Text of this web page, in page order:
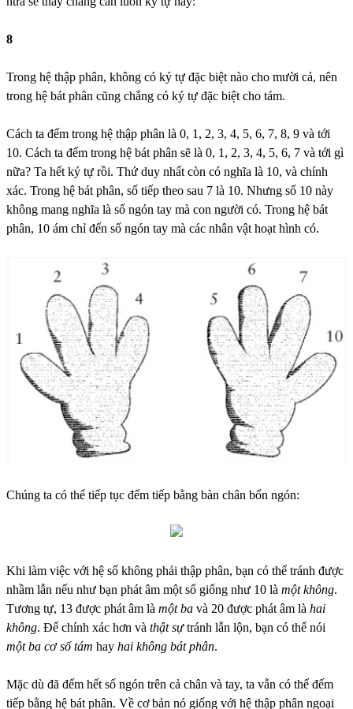
8
Trong hệ thập phân, không có ký tự đặc biệt nào cho mười cả, nên
trong hệ bát phân cũng chẳng có ký tự đặc biệt cho tám.
Cách ta đếm trong hệ thập phân là 0, 1, 2, 3, 4, 5, 6, 7, 8, 9 và tới
10. Cách ta đếm trong hệ bát phân sẽ là 0, 1, 2, 3, 4, 5, 6, 7 và tới gì
nữa? Ta hết ký tự rồi. Thứ duy nhất còn có nghĩa là 10, và chính
xác. Trong hệ bát phân, số tiếp theo sau 7 là 10. Nhưng số 10 này
không mang nghĩa là số ngón tay mà con người có. Trong hệ bát
phân, 10 ám chỉ đến số ngón tay mà các nhân vật hoạt hình có.
Chúng ta có thể tiếp tục đếm tiếp bằng bàn chân bốn ngón:
Khi làm việc với hệ số không phải thập phân, bạn có thể tránh được
nhầm lẫn nếu như bạn phát âm một số giống như 10 là một không.
Tương tự, 13 được phát âm là một ba và 20 được phát âm là hai
không. Để chính xác hơn và thật sựtránh lẫn lộn, bạn có thể nói
một ba cơ số tám hay hai không bát phân.
Mặc dù đã đếm hết số ngón trên cả chân và tay, ta vẫn có thể đếm
tiếp bằng hệ bát phân. Về cơ bản nó giống với hệ thập phân ngoại